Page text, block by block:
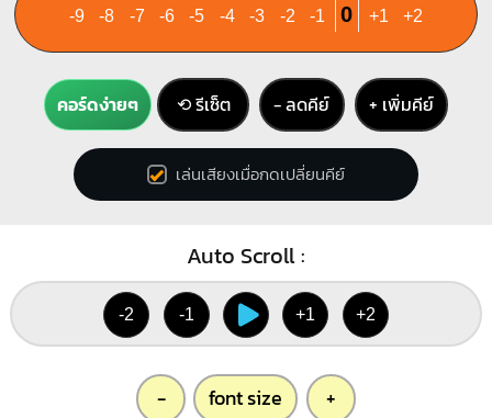
-9 -8 -7 -6 -5 -4 -3 -2 -1 0 +1 +2
คอร์ดง่ายๆ ⟲ รีเซ็ต − ลดคีย์ + เพิ่มคีย์
เล่นเสียงเมื่อกดเปลี่ยนคีย์
Auto Scroll :
-2 -1 +1 +2
- font size +